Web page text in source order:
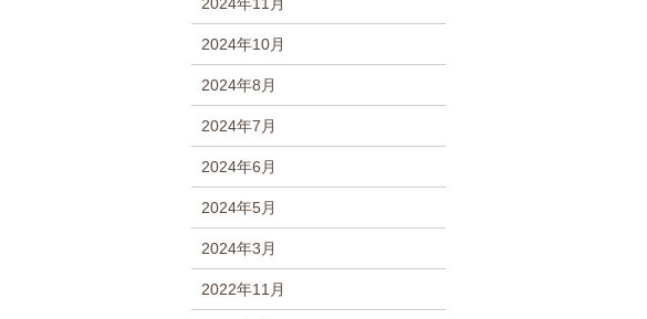
2024年10月
2024年8月
2024年7月
2024年6月
2024年5月
2024年3月
2022年11月